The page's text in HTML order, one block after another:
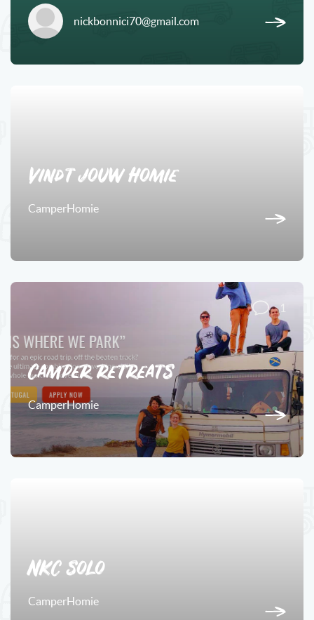
nickbonnici70@gmail.com
Vindt jouw Homie
CamperHomie
1
Camper retreats
CamperHomie
NKC solo
CamperHomie